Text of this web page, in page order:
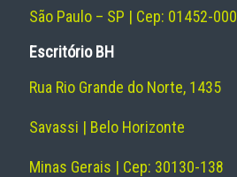
São Paulo – SP | Cep: 01452-000
Escritório BH
Rua Rio Grande do Norte, 1435
Savassi | Belo Horizonte
Minas Gerais | Cep: 30130-138